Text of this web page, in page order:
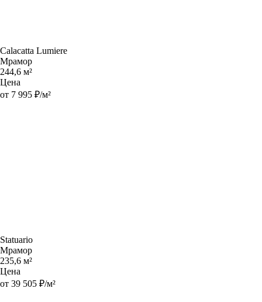
Calacatta Lumiere
Мрамор
244,6 м²
Цена
от 7 995 ₽/м²
Statuario
Мрамор
235,6 м²
Цена
от 39 505 ₽/м²